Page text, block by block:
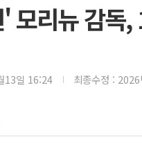
모리뉴 감독
13일 16:24 최종수정 :